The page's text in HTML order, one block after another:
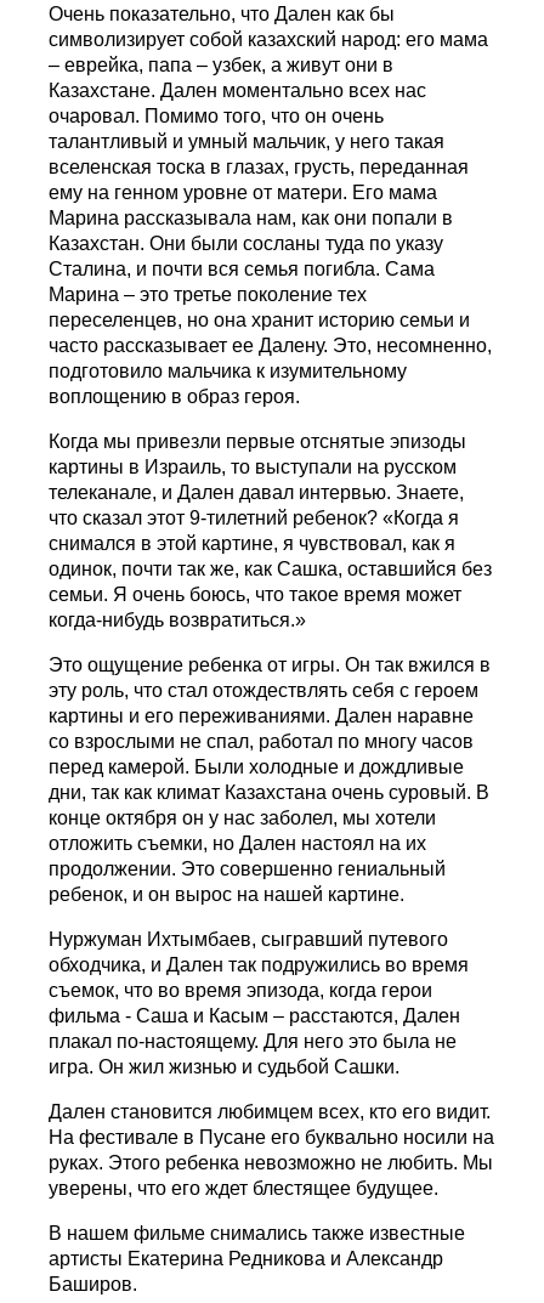
Очень показательно, что Дален как бы
символизирует собой казахский народ: его мама
– еврейка, папа – узбек, а живут они в
Казахстане. Дален моментально всех нас
очаровал. Помимо того, что он очень
талантливый и умный мальчик, у него такая
вселенская тоска в глазах, грусть, переданная
ему на генном уровне от матери. Его мама
Марина рассказывала нам, как они попали в
Казахстан. Они были сосланы туда по указу
Сталина, и почти вся семья погибла. Сама
Марина – это третье поколение тех
переселенцев, но она хранит историю семьи и
часто рассказывает ее Далену. Это, несомненно,
подготовило мальчика к изумительному
воплощению в образ героя.
Когда мы привезли первые отснятые эпизоды
картины в Израиль, то выступали на русском
телеканале, и Дален давал интервью. Знаете,
что сказал этот 9-тилетний ребенок? «Когда я
снимался в этой картине, я чувствовал, как я
одинок, почти так же, как Сашка, оставшийся без
семьи. Я очень боюсь, что такое время может
когда-нибудь возвратиться.»
Это ощущение ребенка от игры. Он так вжился в
эту роль, что стал отождествлять себя с героем
картины и его переживаниями. Дален наравне
со взрослыми не спал, работал по многу часов
перед камерой. Были холодные и дождливые
дни, так как климат Казахстана очень суровый. В
конце октября он у нас заболел, мы хотели
отложить съемки, но Дален настоял на их
продолжении. Это совершенно гениальный
ребенок, и он вырос на нашей картине.
Нуржуман Ихтымбаев, сыгравший путевого
обходчика, и Дален так подружились во время
съемок, что во время эпизода, когда герои
фильма - Саша и Касым – расстаются, Дален
плакал по-настоящему. Для него это была не
игра. Он жил жизнью и судьбой Сашки.
Дален становится любимцем всех, кто его видит.
На фестивале в Пусане его буквально носили на
руках. Этого ребенка невозможно не любить. Мы
уверены, что его ждет блестящее будущее.
В нашем фильме снимались также известные
артисты Екатерина Редникова и Александр
Баширов.